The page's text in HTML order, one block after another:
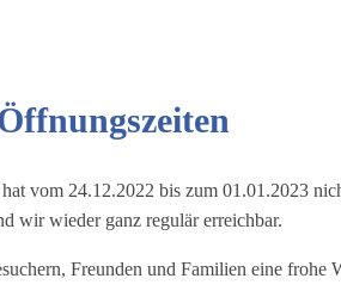
vom 24.12.2022 bis zum 01.01.2023
wir wieder ganz regulär erreichbar.
Freunden und Familien eine frohe